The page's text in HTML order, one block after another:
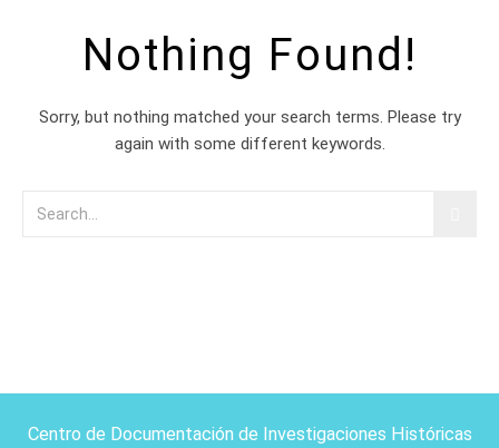
Nothing Found!
Sorry, but nothing matched your search terms. Please try
again with some different keywords.
Centro de Documentación de Investigaciones Históricas